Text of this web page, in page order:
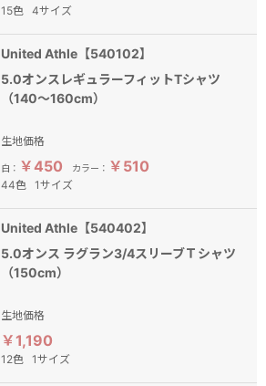
15色 4サイズ
United Athle【540102】
5.0オンスレギュラーフィットTシャツ
（140～160cm）
生地価格
白： ￥450 カラー： ￥510
44色 1サイズ
United Athle【540402】
5.0オンス ラグラン3/4スリーブＴシャツ
（150cm）
生地価格
￥1,190
12色 1サイズ